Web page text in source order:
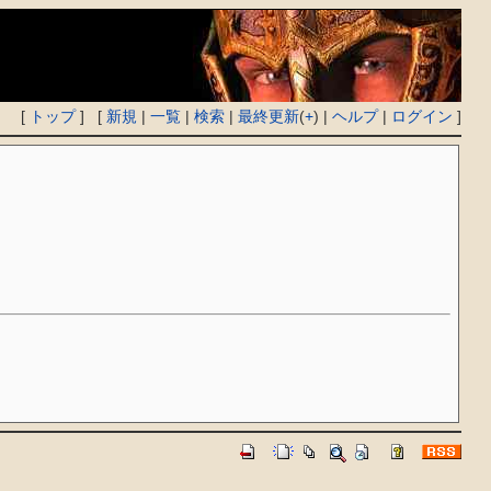
[ トップ] [ 新規 |一覧 |検索 |最終更新(+) |ヘルプ| ログイン ]